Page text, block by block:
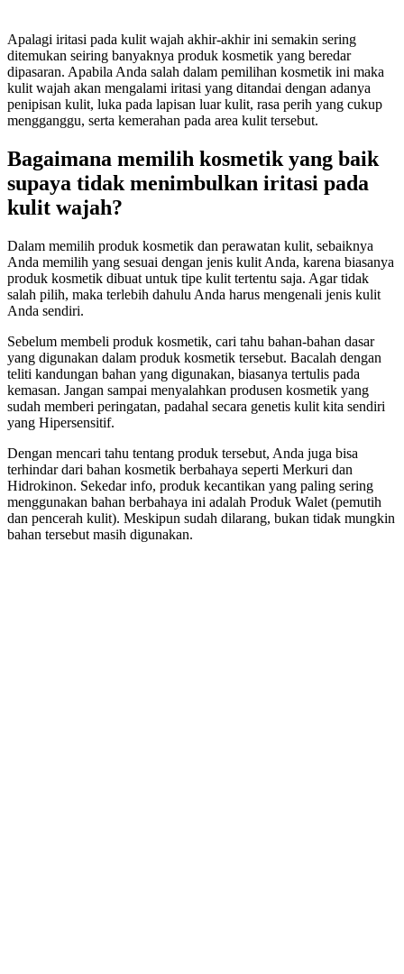
Apalagi iritasi pada kulit wajah akhir-akhir ini semakin sering
ditemukan seiring banyaknya produk kosmetik yang beredar
dipasaran. Apabila Anda salah dalam pemilihan kosmetik ini maka
kulit wajah akan mengalami iritasi yang ditandai dengan adanya
penipisan kulit, luka pada lapisan luar kulit, rasa perih yang cukup
mengganggu, serta kemerahan pada area kulit tersebut.
Bagaimana memilih kosmetik yang baik
supaya tidak menimbulkan iritasi pada
kulit wajah?
Dalam memilih produk kosmetik dan perawatan kulit, sebaiknya
Anda memilih yang sesuai dengan jenis kulit Anda, karena biasanya
produk kosmetik dibuat untuk tipe kulit tertentu saja. Agar tidak
salah pilih, maka terlebih dahulu Anda harus mengenali jenis kulit
Anda sendiri.
Sebelum membeli produk kosmetik, cari tahu bahan-bahan dasar
yang digunakan dalam produk kosmetik tersebut. Bacalah dengan
teliti kandungan bahan yang digunakan, biasanya tertulis pada
kemasan. Jangan sampai menyalahkan produsen kosmetik yang
sudah memberi peringatan, padahal secara genetis kulit kita sendiri
yang Hipersensitif.
Dengan mencari tahu tentang produk tersebut, Anda juga bisa
terhindar dari bahan kosmetik berbahaya seperti Merkuri dan
Hidrokinon. Sekedar info, produk kecantikan yang paling sering
menggunakan bahan berbahaya ini adalah Produk Walet (pemutih
dan pencerah kulit). Meskipun sudah dilarang, bukan tidak mungkin
bahan tersebut masih digunakan.